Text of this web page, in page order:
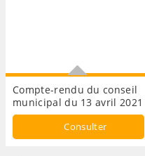
Compte-rendu du conseil
municipal du 13 avril 2021
CONSEIL MUNICIPAL
Consulter